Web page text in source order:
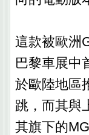
這款被歐洲
巴黎車展中
於歐陸地區
跳，而其與
其旗下的